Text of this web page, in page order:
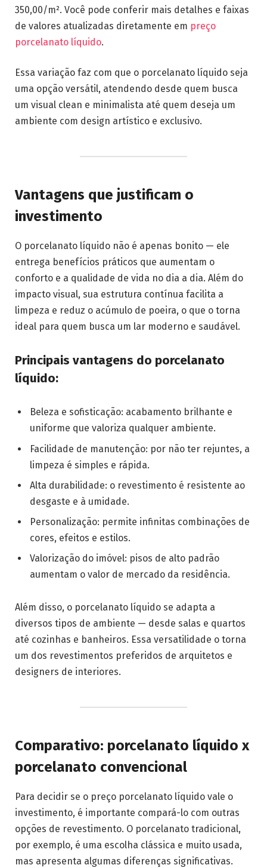
350,00/m². Você pode conferir mais detalhes e faixas
de valores atualizadas diretamente em preço
porcelanato líquido.
Essa variação faz com que o porcelanato líquido seja
uma opção versátil, atendendo desde quem busca
um visual clean e minimalista até quem deseja um
ambiente com design artístico e exclusivo.
Vantagens que justificam o
investimento
O porcelanato líquido não é apenas bonito — ele
entrega benefícios práticos que aumentam o
conforto e a qualidade de vida no dia a dia. Além do
impacto visual, sua estrutura contínua facilita a
limpeza e reduz o acúmulo de poeira, o que o torna
ideal para quem busca um lar moderno e saudável.
Principais vantagens do porcelanato
líquido:
Beleza e sofisticação: acabamento brilhante e
uniforme que valoriza qualquer ambiente.
Facilidade de manutenção: por não ter rejuntes, a
limpeza é simples e rápida.
Alta durabilidade: o revestimento é resistente ao
desgaste e à umidade.
Personalização: permite infinitas combinações de
cores, efeitos e estilos.
Valorização do imóvel: pisos de alto padrão
aumentam o valor de mercado da residência.
Além disso, o porcelanato líquido se adapta a
diversos tipos de ambiente — desde salas e quartos
até cozinhas e banheiros. Essa versatilidade o torna
um dos revestimentos preferidos de arquitetos e
designers de interiores.
Comparativo: porcelanato líquido x
porcelanato convencional
Para decidir se o preço porcelanato líquido vale o
investimento, é importante compará-lo com outras
opções de revestimento. O porcelanato tradicional,
por exemplo, é uma escolha clássica e muito usada,
mas apresenta algumas diferenças significativas.